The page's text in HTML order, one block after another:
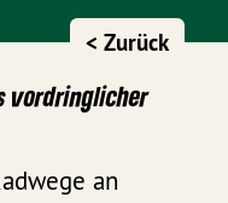
< Zurück
vordringlicher
an